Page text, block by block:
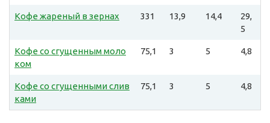
Кофе жареный в зернах 331 13,9 14,4
29,
5
Кофе со сгущенным моло
ком
75,1 3 5 4,8
Кофе со сгущенными слив
ками
75,1 3 5 4,8